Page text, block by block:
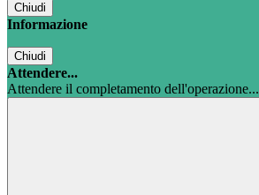
Chiudi
Informazione
Chiudi
Attendere...
Attendere il completamento dell'operazione...